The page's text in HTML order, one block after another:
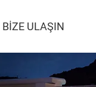
BIZE ULAŞIN